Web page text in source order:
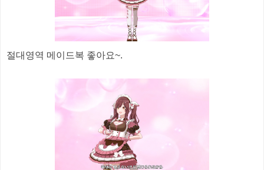
절대영역 메이드복 좋아요~.